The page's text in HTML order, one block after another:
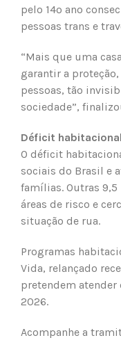
pelo 14º ano
pessoas trans e
“Mais que uma
garantir a proteção,
pessoas, tão
sociedade”,
Déficit habitacional
O déficit
sociais do Brasil e
famílias. Outras
áreas de risco e
situação de rua.
Programas
Vida, relançado
pretendem
2026.
Acompanhe a